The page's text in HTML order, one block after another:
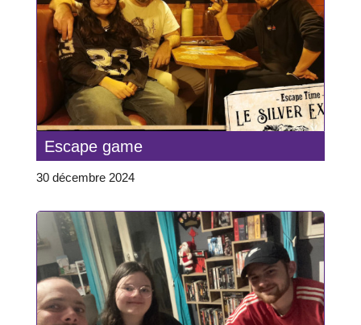
Escape game
30 décembre 2024